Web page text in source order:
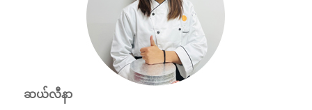
ဆယ်လီနာ